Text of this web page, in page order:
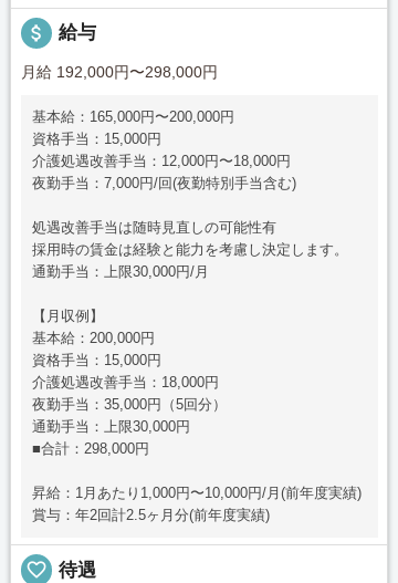
attach_money 給与
月給 192,000円〜298,000円
基本給：165,000円〜200,000円
資格手当：15,000円
介護処遇改善手当：12,000円〜18,000円
夜勤手当：7,000円/回(夜勤特別手当含む)
処遇改善手当は随時見直しの可能性有
採用時の賃金は経験と能力を考慮し決定します。
通勤手当：上限30,000円/月
【月収例】
基本給：200,000円
資格手当：15,000円
介護処遇改善手当：18,000円
夜勤手当：35,000円（5回分）
通勤手当：上限30,000円
■合計：298,000円
昇給：1月あたり1,000円〜10,000円/月(前年度実績)
賞与：年2回計2.5ヶ月分(前年度実績)
favorite_border 待遇